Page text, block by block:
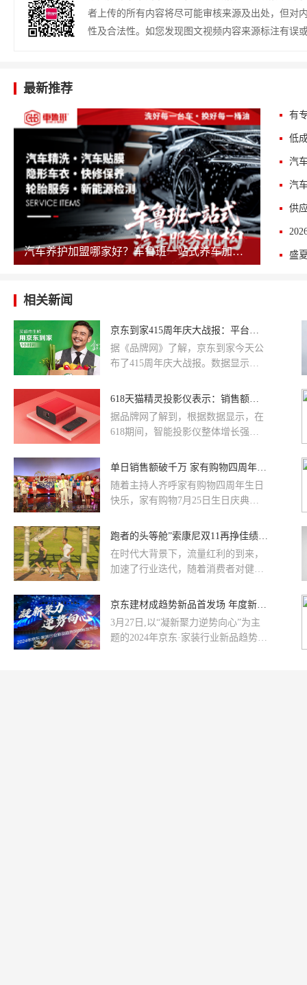
者上传的所有内容将尽可能审核来源及出处，但对
性及合法性。如您发现图文视频内容来源标注有误
最新推荐
汽车养护加盟哪家好？车鲁班一站式养车加盟值得考察 盛
相关新闻
京东到家415周年庆大战报：平台销售额同比增长130%
​据《品牌网》了解，京东到家今天公
布了415周年庆大战报。数据显示，
及市，4.5-4.12平台销售额同比增长
怎么看？和小编一起来了解下吧！
618天猫精灵投影仪表示：销售额同比增长超300%
​据品牌网了解到，根据数据显示，在
618期间，智能投影仪整体增长强
超300%；游戏机、音箱等家庭娱乐设
和小编一起来了解下吧！
单日销售额破千万 家有购物四周年庆再爆高潮
随着主持人齐呼家有购物四周年生日
快乐，家有购物7月25日生日庆典正
向一个新高潮，电话线爆满，订单...
跑者的头等舱”索康尼双11再挣佳绩，销售额同比增长300%
在时代大背景下，流量红利的到来，
加速了行业迭代，随着消费者对健康
正在悄悄崛起。
京东建材成趋势新品首发场 年度新品成交额同比增长84%
3月27日,以“凝新聚力逆势向心”为主
题的2024年京东·家装行业新品趋势风